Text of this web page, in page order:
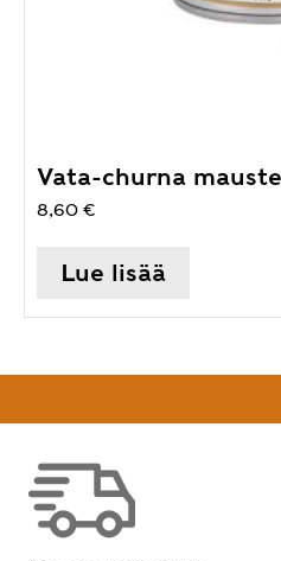
Vata-churna
8,60 €
Lue lisää